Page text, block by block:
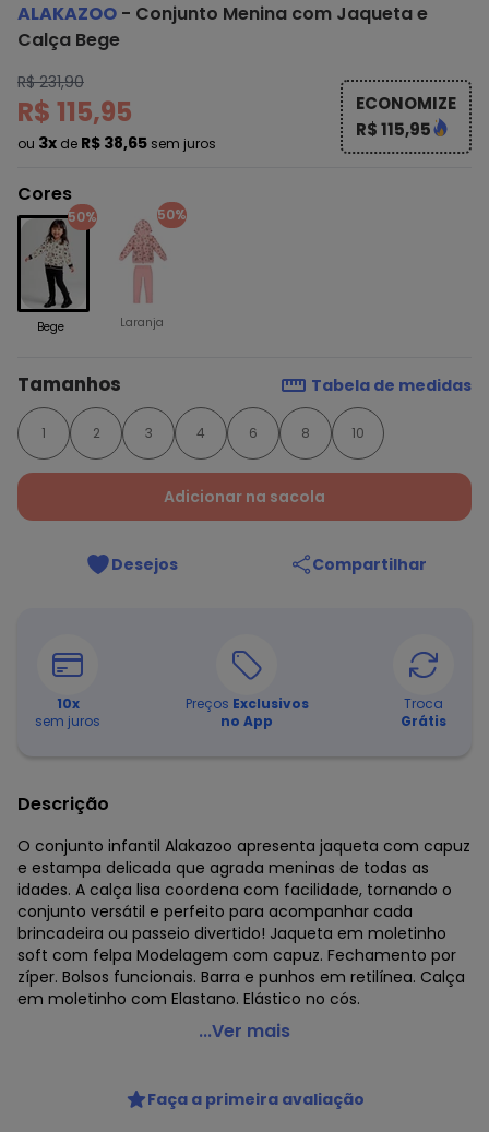
ALAKAZOO - Conjunto Menina com Jaqueta e
Calça Bege
R$ 231,90
R$ 115,95
ou 3x de R$ 38,65 sem juros
ECONOMIZE
R$ 115,95
Cores
50%
Bege
50%
Laranja
Tamanhos Tabela de medidas
1 2 3 4 6 8 10
Adicionar na sacola
Desejos Compartilhar
10x
sem juros
Preços Exclusivos
no App
Troca
Grátis
Descrição
O conjunto infantil Alakazoo apresenta jaqueta com capuz
e estampa delicada que agrada meninas de todas as
idades. A calça lisa coordena com facilidade, tornando o
conjunto versátil e perfeito para acompanhar cada
brincadeira ou passeio divertido! Jaqueta em moletinho
soft com felpa Modelagem com capuz. Fechamento por
zíper. Bolsos funcionais. Barra e punhos em retilínea. Calça
em moletinho com Elastano. Elástico no cós.
Alakazoo - Conjunto Menina com Jaqueta e Calça Bege
Fornecedor: LUNELLI COMERCIO DO VESTUARIO LTDA / CNPJ
75.552.133/0001-70
...Ver mais
Faça a primeira avaliação